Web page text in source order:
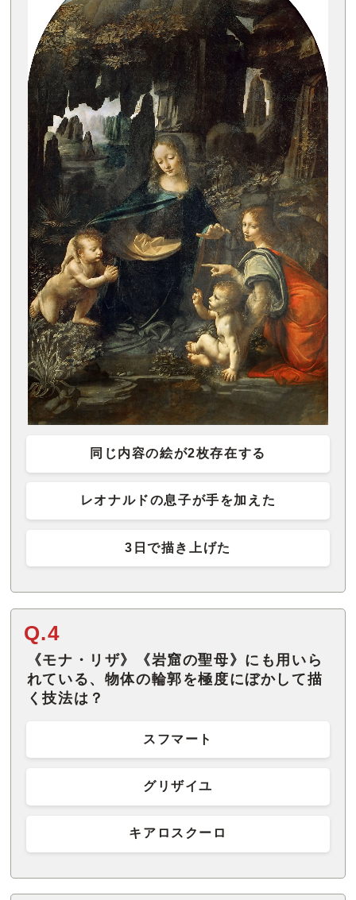
同じ内容の絵が2枚存在する
レオナルドの息子が手を加えた
3日で描き上げた
Q.4
《モナ・リザ》《岩窟の聖母》にも用いら
れている、物体の輪郭を極度にぼかして描
く技法は？
スフマート
グリザイユ
キアロスクーロ